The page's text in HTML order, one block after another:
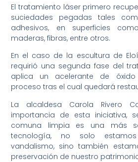
El tratamiento láser primero
suciedades pegadas tales
adhesivos, en superficies
maderas, fibras, entre otros.
En el caso de la escultura de
requirió una segunda fase del
aplica un acelerante de óxido
proceso tras el cual quedará
La alcaldesa Carola Rivero
importancia de esta iniciativa,
comuna limpia es una más
tecnología, no solo
vandalismo, sino también
preservación de nuestro